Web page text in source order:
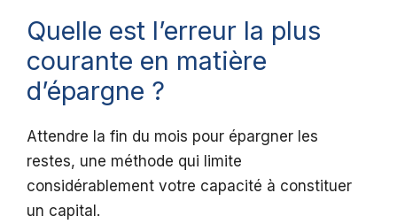
Quelle est l’erreur la plus
courante en matière
d’épargne ?
Attendre la fin du mois pour épargner les
restes, une méthode qui limite
considérablement votre capacité à constituer
un capital.